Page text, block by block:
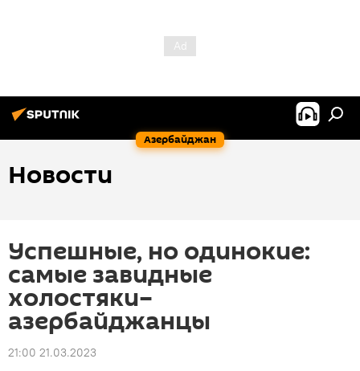
Азербайджан
Новости
Успешные, но одинокие:
самые завидные
холостяки–
азербайджанцы
21:00 21.03.2023